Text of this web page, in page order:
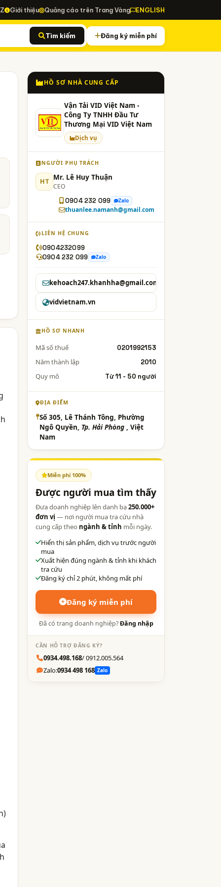
Giới thiệu Quảng cáo trên Trang Vàng ENGLISH
Tìm kiếm Đăng ký miễn phí
HỒ SƠ NHÀ CUNG CẤP
Vận Tải VID Việt Nam -
Công Ty TNHH Đầu Tư
Thương Mại VID Việt Nam
Dịch vụ
NGƯỜI PHỤ TRÁCH
HT Mr. Lê Huy Thuận
CEO
0904 232 099
Zalo
thuanlee.namanh@gmail.com
LIÊN HỆ CHUNG
0904232099
0904 232 099
Zalo
kehoach247.khanhha@gmail.com
vidvietnam.vn
HỒ SƠ NHANH
Mã số thuế 0201992153
Năm thành lập 2010
Quy mô Từ 11 - 50 người
ĐỊA ĐIỂM
Số 305, Lê Thánh Tông, Phường
Ngô Quyền, Tp. Hải Phòng , Việt
Nam
Miễn phí 100%
Được người mua tìm thấy
Đưa doanh nghiệp lên danh bạ250.000+
đơn vị — nơi người mua tra cứu nhà
cung cấp theo ngành & tỉnh mỗi ngày.
Hiển thị sản phẩm, dịch vụ trước người
mua
Xuất hiện đúng ngành & tỉnh khi khách
tra cứu
Đăng ký chỉ 2 phút, không mất phí
Đăng ký miễn phí
Đã có trang doanh nghiệp?Đăng nhập
CẦN HỖ TRỢ ĐĂNG KÝ?
0934.498.168/ 0912.005.564
Zalo:0934 498 168 Zalo